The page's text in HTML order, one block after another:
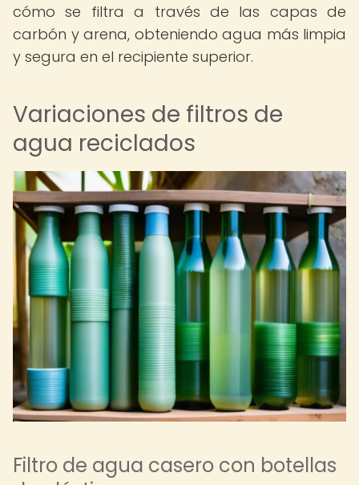
cómo se filtra a través de las capas de
carbón y arena, obteniendo agua más limpia
y segura en el recipiente superior.
Variaciones de filtros de
agua reciclados
Filtro de agua casero con botellas